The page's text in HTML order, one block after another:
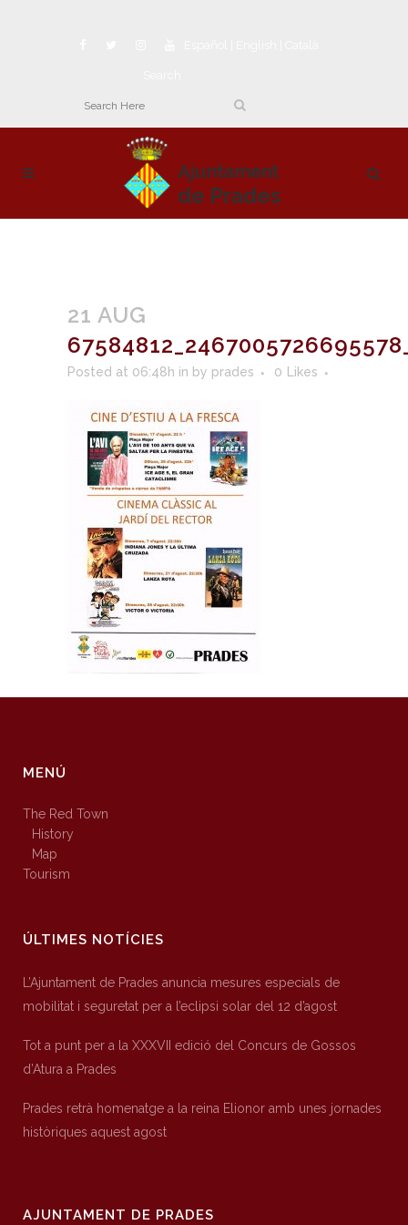
21 AUG
Posted at 06:48h in by prades 0 Likes
MENÚ
The Red Town
History
Map
Tourism
ÚLTIMES NOTÍCIES
L’Ajuntament de Prades anuncia mesures especials de
mobilitat i seguretat per a l’eclipsi solar del 12 d’agost
Tot a punt per a la XXXVII edició del Concurs de Gossos
d’Atura a Prades
Prades retrà homenatge a la reina Elionor amb unes jornades
històriques aquest agost
AJUNTAMENT DE PRADES